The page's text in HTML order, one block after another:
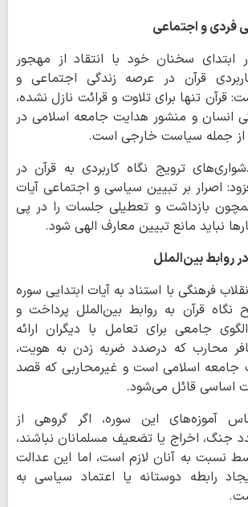
فردی و اجتماعی
ابتدای سخنان خود با انتقاد از مهجور
قرآن در عرصه زندگی اجتماعی و
قرآن تنها برای تلاوت و قرائت نازل نشده،
انسان و منشور هدایت جامعه اسلامی در
جمله سیاست خارجی است.
ترویج نگاه کاربردی به قرآن در
اصرار بر تبیین سیاسی و اجتماعی آیات
بازداشت و تعطیلی جلسات را در پی
نباید مانع تبیین معارف الهی شود.
روابط بین‌الملل
فرهنگی با استناد به آیات ابتدایی سوره
نگاه قرآن به روابط بین‌الملل پرداخت و
جامعی برای تعامل با دیگران ارائه
محارب که درصدد ضربه زدن به هویت،
جامعه اسلامی است و غیرمحاربی که قصد
اساسی قائل می‌شود.
آموزه‌های این سوره، اگر گروهی از
جنگ، اخراج یا تضعیف مسلمانان نباشند،
نسبت به آنان لازم است، اما این عدالت
رابطه دوستانه یا اعتماد سیاسی به